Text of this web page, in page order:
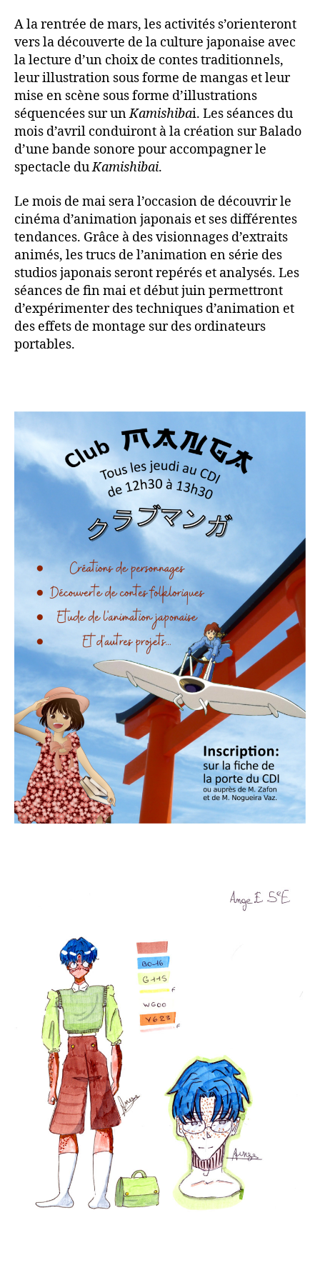
A la rentrée de mars, les activités s’orienteront
vers la découverte de la culture japonaise avec
la lecture d’un choix de contes traditionnels,
leur illustration sous forme de mangas et leur
mise en scène sous forme d’illustrations
séquencées sur unKamishibai. Les séances du
mois d’avril conduiront à la création sur Balado
d’une bande sonore pour accompagner le
spectacle duKamishibai.​
Le mois de mai sera l’occasion de découvrir le
cinéma d’animation japonais et ses différentes
tendances. Grâce à des visionnages d’extraits
animés, les trucs de l’animation en série des
studios japonais seront repérés et analysés.​ Les
séances de fin mai et début juin permettront
d’expérimenter des techniques d’animation et
des effets de montage sur des ordinateurs
portables.